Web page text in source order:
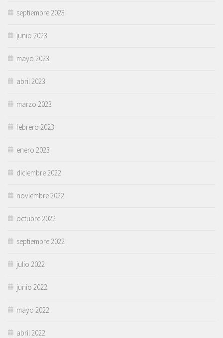
septiembre 2023
junio 2023
mayo 2023
abril 2023
marzo 2023
febrero 2023
enero 2023
diciembre 2022
noviembre 2022
octubre 2022
septiembre 2022
julio 2022
junio 2022
mayo 2022
abril 2022